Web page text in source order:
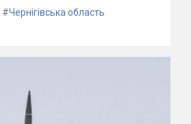
#Чернігівська область